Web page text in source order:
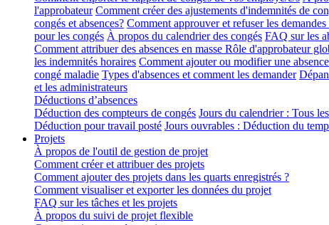
l'approbateur Comment créer des ajustements d'indemnités de
congés et absences? Comment approuver et refuser les demandes
pour les congés À propos du calendrier des congés FAQ sur les
Comment attribuer des absences en masse Rôle d'approbateur
les indemnités horaires Comment ajouter ou modifier une
congé maladie Types d'absences et comment les demander
et les administrateurs
Déductions d’absences
Déduction des compteurs de congés Jours du calendrier : Tous
Déduction pour travail posté Jours ouvrables : Déduction du
Projets
À propos de l'outil de gestion de projet
Comment créer et attribuer des projets
Comment ajouter des projets dans les quarts enregistrés ?
Comment visualiser et exporter les données du projet
FAQ sur les tâches et les projets
À propos du suivi de projet flexible